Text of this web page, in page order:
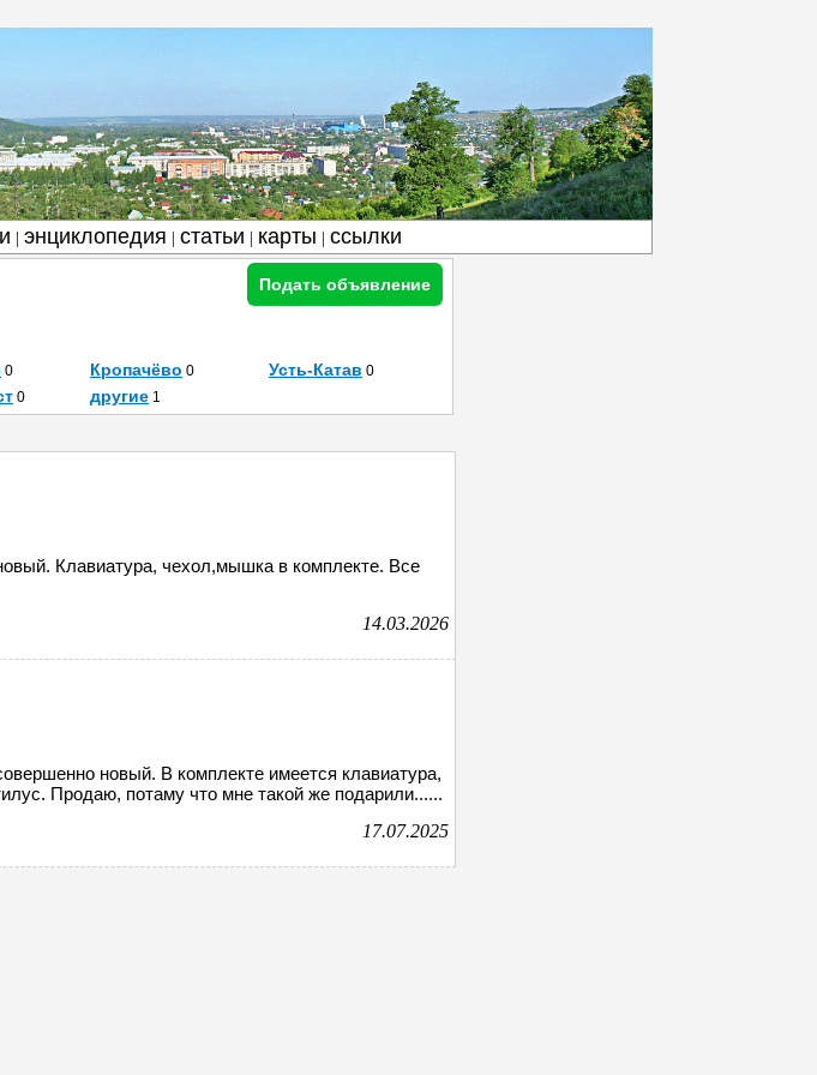
энциклопедия статьи карты ссылки
Подать объявление
0 Кропачёво 0 Усть-Катав 0
0 другие 1
Клавиатура, чехол,мышка в комплекте. Все
14.03.2026
новый. В комплекте имеется клавиатура,
Продаю, потаму что мне такой же подарили......
17.07.2025